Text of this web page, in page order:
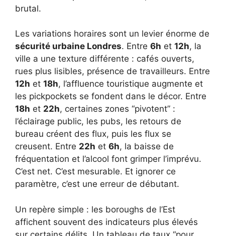
brutal.
Les variations horaires sont un levier énorme de
sécurité urbaine Londres. Entre 6h et 12h, la
ville a une texture différente : cafés ouverts,
rues plus lisibles, présence de travailleurs. Entre
12h et 18h, l’affluence touristique augmente et
les pickpockets se fondent dans le décor. Entre
18h et 22h, certaines zones “pivotent” :
l’éclairage public, les pubs, les retours de
bureau créent des flux, puis les flux se
creusent. Entre 22h et 6h, la baisse de
fréquentation et l’alcool font grimper l’imprévu.
C’est net. C’est mesurable. Et ignorer ce
paramètre, c’est une erreur de débutant.
Un repère simple : les boroughs de l’Est
affichent souvent des indicateurs plus élevés